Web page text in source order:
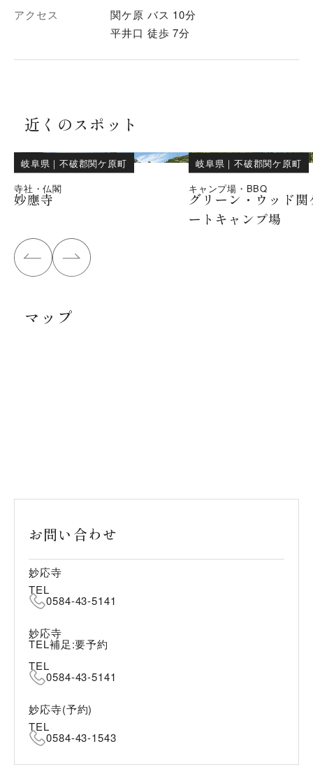
アクセス
関ケ原 バス 10分
平井口 徒歩 7分
近くのスポット
岐阜県 ｜不破郡関ケ原町
寺社・仏閣
妙應寺
岐阜県 ｜不破郡関ケ原町
キャンプ場・BBQ
グリーン・ウッド
ートキャンプ場
マップ
お問い合わせ
妙応寺
TEL
0584-43-5141
妙応寺
TEL補足:要予約
TEL
0584-43-5141
妙応寺(予約)
TEL
0584-43-1543